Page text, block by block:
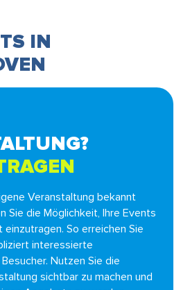
IN
Veranstaltung bekannt
Sie die Möglichkeit, Ihre Events
So erreichen Sie
interessierte
Nutzen Sie die
sichtbar zu machen und